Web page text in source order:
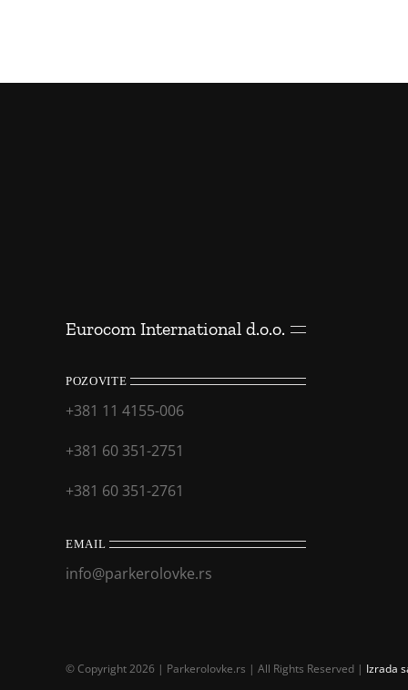
Eurocom International d.o.o.
POZOVITE
+381 11 4155-006
+381 60 351-2751
+381 60 351-2761
EMAIL
info@parkerolovke.rs
© Copyright 2026 | Parkerolovke.rs | All Rights Reserved | Izrada